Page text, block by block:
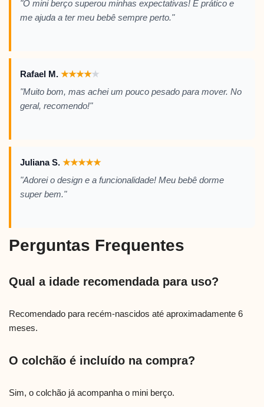
"O mini berço superou minhas expectativas! É prático e
me ajuda a ter meu bebê sempre perto."
Rafael M. ★★★★★
"Muito bom, mas achei um pouco pesado para mover. No
geral, recomendo!"
Juliana S. ★★★★★
"Adorei o design e a funcionalidade! Meu bebê dorme
super bem."
Perguntas Frequentes
Qual a idade recomendada para uso?
Recomendado para recém-nascidos até aproximadamente 6
meses.
O colchão é incluído na compra?
Sim, o colchão já acompanha o mini berço.